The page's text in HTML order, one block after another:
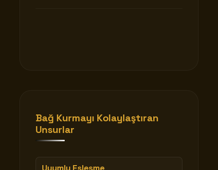
Bağ Kurmayı Kolaylaştıran
Unsurlar